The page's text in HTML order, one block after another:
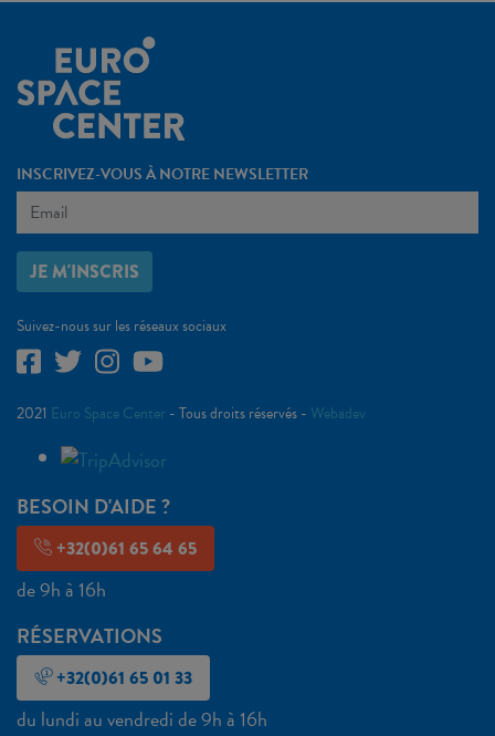
INSCRIVEZ-VOUS À NOTRE NEWSLETTER
JE M'INSCRIS
Suivez-nous sur les réseaux sociaux
2021 Euro Space Center - Tous droits réservés - Webadev
BESOIN D'AIDE ?
+32(0)61 65 64 65
de 9h à 16h
RÉSERVATIONS
+32(0)61 65 01 33
du lundi au vendredi de 9h à 16h